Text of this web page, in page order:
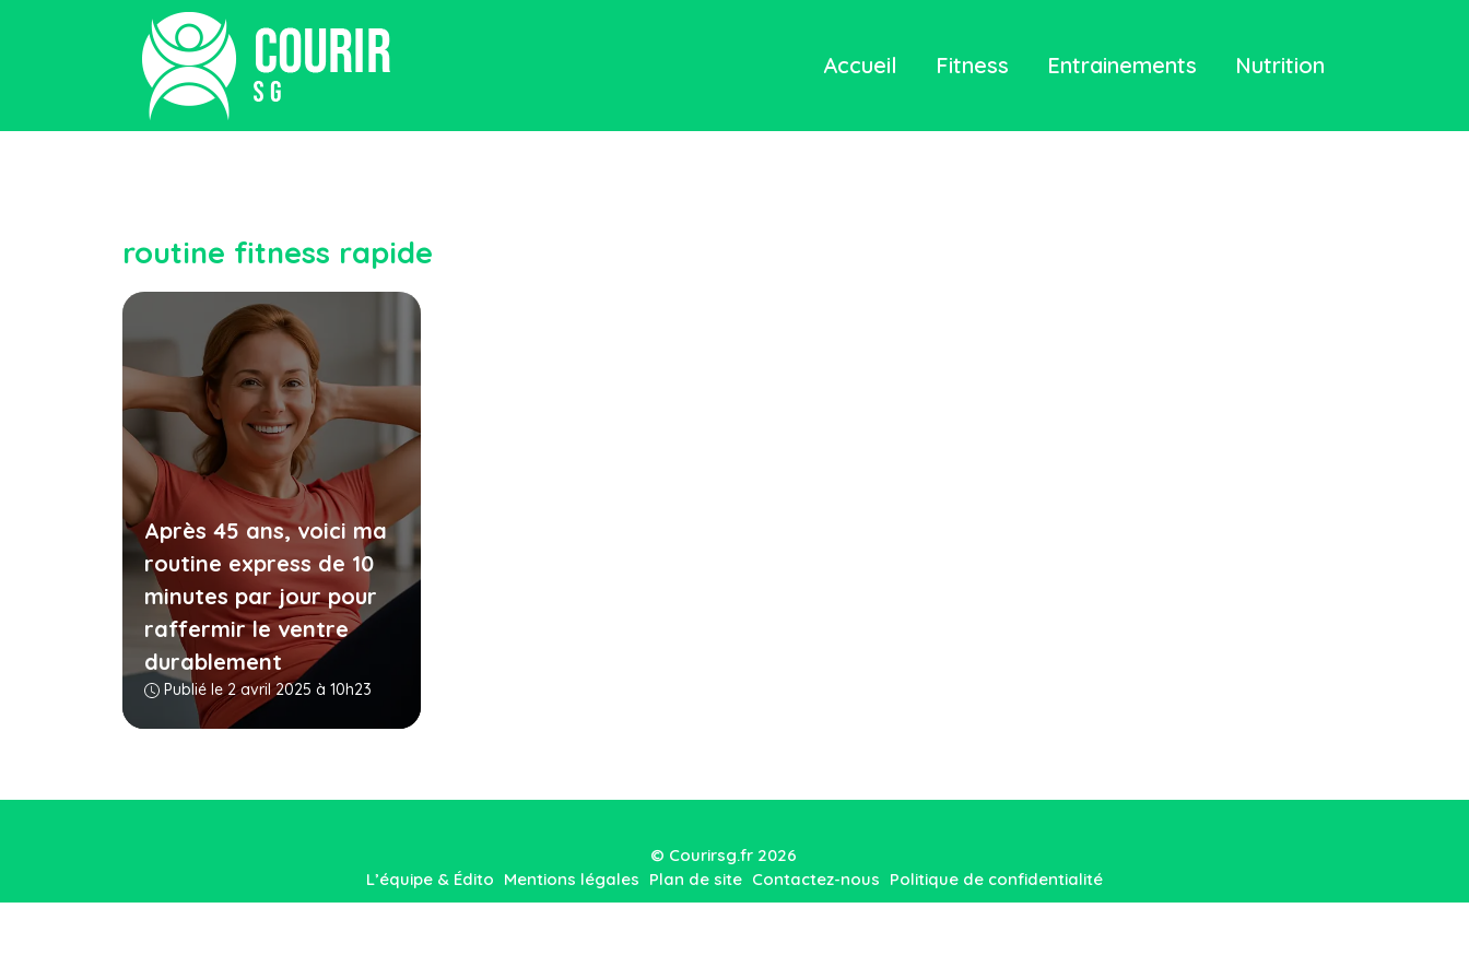
Accueil Fitness Entrainements Nutrition
routine fitness rapide
Après 45 ans, voici ma
routine express de 10
minutes par jour pour
raffermir le ventre
durablement
Publié le 2 avril 2025 à 10h23
© Courirsg.fr 2026
L’équipe & Édito Mentions légales Plan de site Contactez-nous Politique de confidentialité